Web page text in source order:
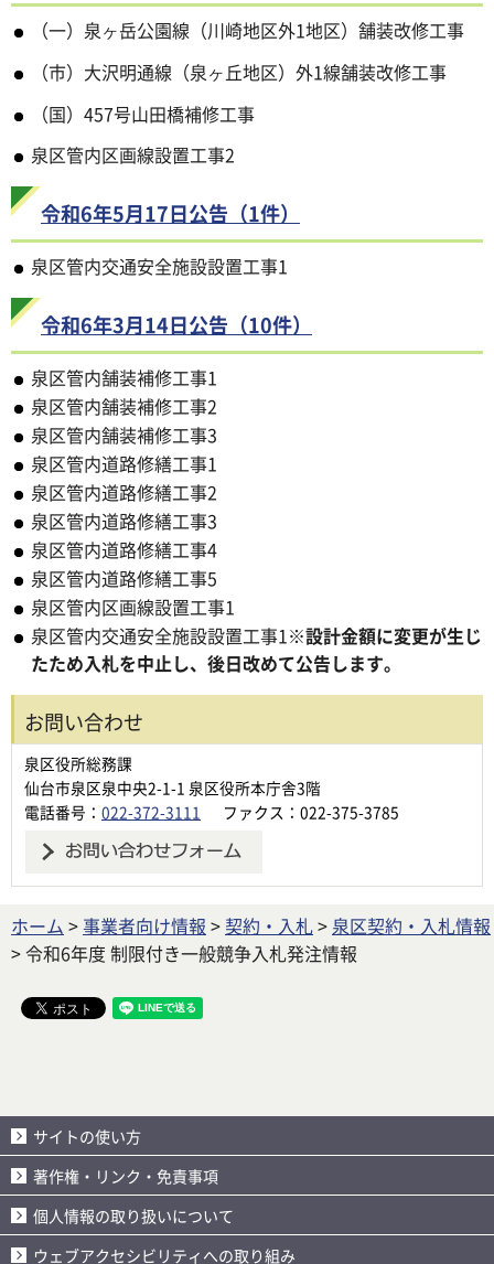
（一）泉ヶ岳公園線（川崎地区外1地区）舗装改修工事
（市）大沢明通線（泉ヶ丘地区）外1線舗装改修工事
（国）457号山田橋補修工事
泉区管内区画線設置工事2
令和6年5月17日公告（1件）
泉区管内交通安全施設設置工事1
令和6年3月14日公告（10件）
泉区管内舗装補修工事1
泉区管内舗装補修工事2
泉区管内舗装補修工事3
泉区管内道路修繕工事1
泉区管内道路修繕工事2
泉区管内道路修繕工事3
泉区管内道路修繕工事4
泉区管内道路修繕工事5
泉区管内区画線設置工事1
泉区管内交通安全施設設置工事1※設計金額に変更が生じ
たため入札を中止し、後日改めて公告します。
お問い合わせ
泉区役所総務課
仙台市泉区泉中央2-1-1 泉区役所本庁舎3階
電話番号： 022-372-3111 ファクス：022-375-3785
ホーム >事業者向け情報 > 契約・入札> 泉区契約・入札情報
> 令和6年度 制限付き一般競争入札発注情報
サイトの使い方
著作権・リンク・免責事項
個人情報の取り扱いについて
ウェブアクセシビリティへの取り組み